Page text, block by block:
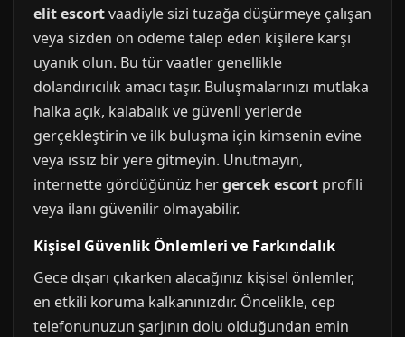
elit escortvaadiyle sizi tuzağa düşürmeye çalışan
veya sizden ön ödeme talep eden kişilere karşı
uyanık olun. Bu tür vaatler genellikle
dolandırıcılık amacı taşır. Buluşmalarınızı mutlaka
halka açık, kalabalık ve güvenli yerlerde
gerçekleştirin ve ilk buluşma için kimsenin evine
veya ıssız bir yere gitmeyin. Unutmayın,
internette gördüğünüz hergercek escort profili
veya ilanı güvenilir olmayabilir.
Kişisel Güvenlik Önlemleri ve Farkındalık
Gece dışarı çıkarken alacağınız kişisel önlemler,
en etkili koruma kalkanınızdır. Öncelikle, cep
telefonunuzun şarjının dolu olduğundan emin